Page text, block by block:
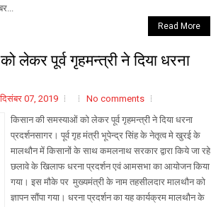
Read More
लेकर पूर्व गृहमन्त्री ने दिया धरना
दिसंबर 07, 2019
No comments
किसान की समस्याओं को लेकर पूर्व गृहमन्त्री ने दिया धरना
प्रदर्शनसागर। पूर्व गृह मंत्री भूपेन्द्र सिंह के नेतृत्व मे खुरई के
मालथौन में किसानों के साथ कमलनाथ सरकार द्वारा किये जा रहे
छलावे के खिलाफ धरना प्रदर्शन एवं आमसभा का आयोजन किया
गया। इस मौके पर मुख्यमंत्री के नाम तहसीलदार मालथौन को
ज्ञापन सौंपा गया। धरना प्रदर्शन का यह कार्यक्रम मालथौन के